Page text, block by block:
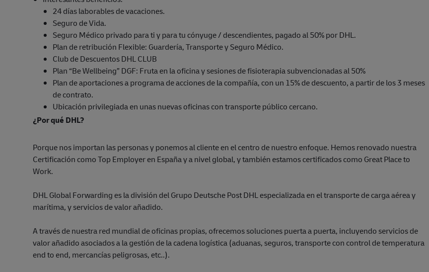
24 días laborables de vacaciones.
Seguro de Vida.
Seguro Médico privado para ti y para tu cónyuge / descendientes, pagado al 50% por DHL.
Plan de retribución Flexible: Guardería, Transporte y Seguro Médico.
Club de Descuentos DHL CLUB
Plan “Be Wellbeing” DGF: Fruta en la oficina y sesiones de fisioterapia subvencionadas al 50%
Plan de aportaciones a programa de acciones de la compañía, con un 15% de descuento, a partir de los 3 meses
de contrato.
Ubicación privilegiada en unas nuevas oficinas con transporte público cercano.
¿Por qué DHL?
Porque nos importan las personas y ponemos al cliente en el centro de nuestro enfoque. Hemos renovado nuestra
Certificación como Top Employer en España y a nivel global, y también estamos certificados como Great Place to
Work.
DHL Global Forwarding es la división del Grupo Deutsche Post DHL especializada en el transporte de carga aérea y
marítima, y servicios de valor añadido.
A través de nuestra red mundial de oficinas propias, ofrecemos soluciones puerta a puerta, incluyendo servicios de
valor añadido asociados a la gestión de la cadena logística (aduanas, seguros, transporte con control de temperatura
end to end, mercancías peligrosas, etc..).